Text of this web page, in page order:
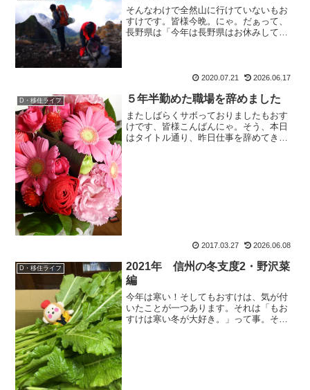
そんなわけで全然山に行けていないもお
すけです。皆様今晩。にゃ。だぁって、
長野県は「今年は長野県はお休みしてい
のでそれはホントよね確か...
2020.07.21 2026.06.17
D・移住ライフ ５年半勤めた職場を辞めました
またしばらくサボっておりましたもおす
けです、皆様こんばんにゃ。そう、本日
はタイトル通り、昨日仕事を辞めてきた
2017.03.27 2026.06.08
D・移住ライフ
2021年 信州の冬支度2・野沢菜
編
今年は寒い！そしてもおすけは、気が付
いたことが一つあります。それは「もお
すけは寒い冬が大好き。」って事。そ